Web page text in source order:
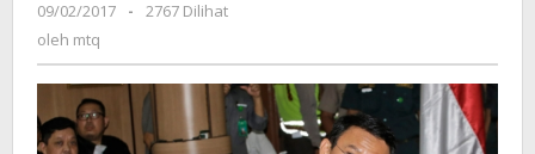
KAMPANYE
09/02/2017
oleh
-
2767 Dilihat
oleh mtq